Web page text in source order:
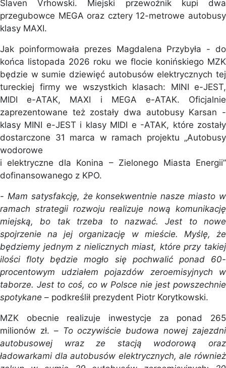
Slaven Vrhowski. Miejski przewoźnik kupi dwa
przegubowce MEGA oraz cztery 12-metrowe autobusy
klasy MAXI.
Jak poinformowała prezes Magdalena Przybyła - do
końca listopada 2026 roku we flocie konińskiego MZK
będzie w sumie dziewięć autobusów elektrycznych tej
tureckiej firmy we wszystkich klasach: MINI e-JEST,
MIDI e-ATAK, MAXI i MEGA e-ATAK. Oficjalnie
zaprezentowane też zostały dwa autobusy Karsan -
klasy MINI e-JEST i klasy MIDI e -ATAK, które zostały
dostarczone 31 marca w ramach projektu „Autobusy
wodorowe
i elektryczne dla Konina – Zielonego Miasta Energii”
dofinansowanego z KPO.
- Mam satysfakcję, że konsekwentnie nasze miasto w
ramach strategii rozwoju realizuje nową komunikację
miejską, bo tak trzeba to nazwać. Jest to nowe
spojrzenie na jej organizację w mieście. Myślę, że
będziemy jednym z nielicznych miast, które przy takiej
ilości floty będzie mogło się pochwalić ponad 60-
procentowym udziałem pojazdów zeroemisyjnych w
taborze. Jest to coś, co w Polsce nie jest powszechnie
spotykane – podkreślił prezydent Piotr Korytkowski.
MZK obecnie realizuje inwestycje za ponad 265
milionów zł. – To oczywiście budowa nowej zajezdni
autobusowej wraz ze stacją wodorową oraz
ładowarkami dla autobusów elektrycznych, ale również